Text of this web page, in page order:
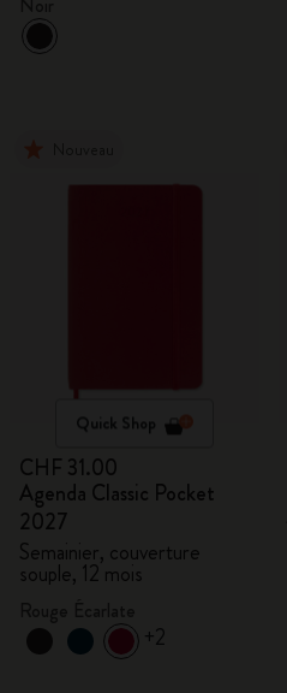
Quick Shop
CHF 31.00
Agenda Classic Pocket
2027
Semainier, couverture
souple, 12 mois
+2